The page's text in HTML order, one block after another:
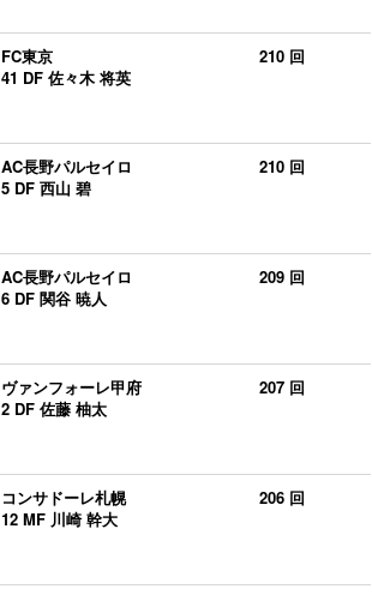
FC東京
41 DF 佐々木 将英
210 回
AC長野パルセイロ
5 DF 西山 碧
210 回
AC長野パルセイロ
6 DF 関谷 暁人
209 回
ヴァンフォーレ甲府
2 DF 佐藤 柚太
207 回
コンサドーレ札幌
12 MF 川崎 幹大
206 回